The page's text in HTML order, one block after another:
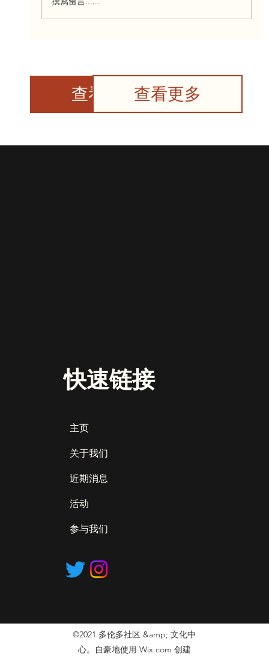
查看更多查看更多
主页
关于我们
近期消息
活动
参与我们
快速链接
©2021 多伦多社区 &amp; 文化中
心。自豪地使用 Wix.com 创建